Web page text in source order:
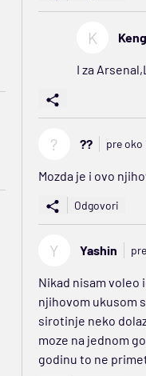
K
I za
? ?? pre oko
Mozda je i ovo
Odgovori
Y Yashin
Nikad nisam voleo
njihovom ukusom
sirotinje neko
moze na jednom
godinu to ne